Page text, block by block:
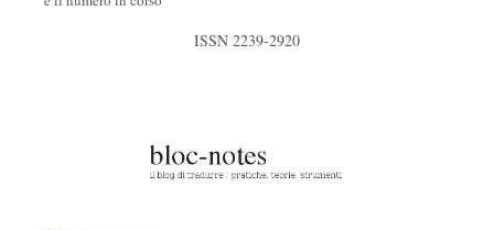
ISSN 2239-2920